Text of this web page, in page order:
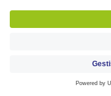
Verso la
aziende: cos’è
08 November 2024